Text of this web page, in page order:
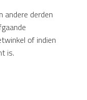
andere derden
of indien
is.